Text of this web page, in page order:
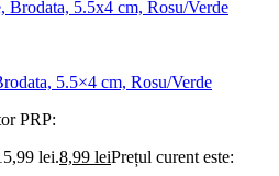
5.5×4 cm, Rosu/Verde
PRP:
lei.8,99 leiPrețul curent este: